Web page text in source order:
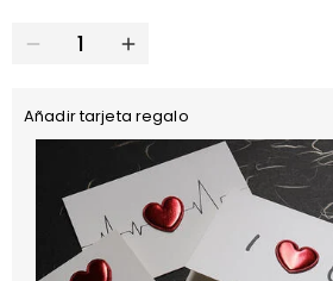
Añadir tarjeta regalo